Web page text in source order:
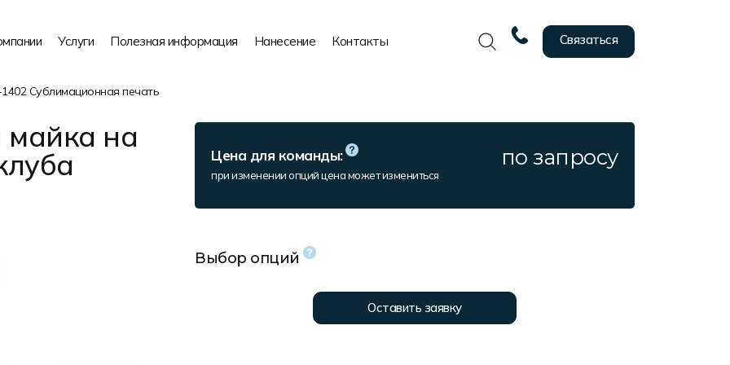
Услуги Полезная информация Нанесение Контакты Связаться
Сублимационная печать
майка на
Цена для команды:
при изменении опций цена может измениться
по запросу
Выбор опций
Оставить заявку